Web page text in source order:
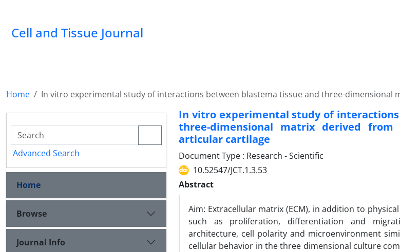
Cell and Tissue Journal
Home In vitro experimental study of interactions between blastema tissue and three-
In vitro experimental study of
three-dimensional matrix derived from
articular cartilage
Document Type : Research - Scientific
10.52547/JCT.1.3.53
Abstract
Aim: Extracellular matrix (ECM), in addition to
such as proliferation, differentiation and
architecture, cell polarity and microenvironment
cellular behavior in the three dimensional culture
Advanced Search
Home
Browse
Journal Info